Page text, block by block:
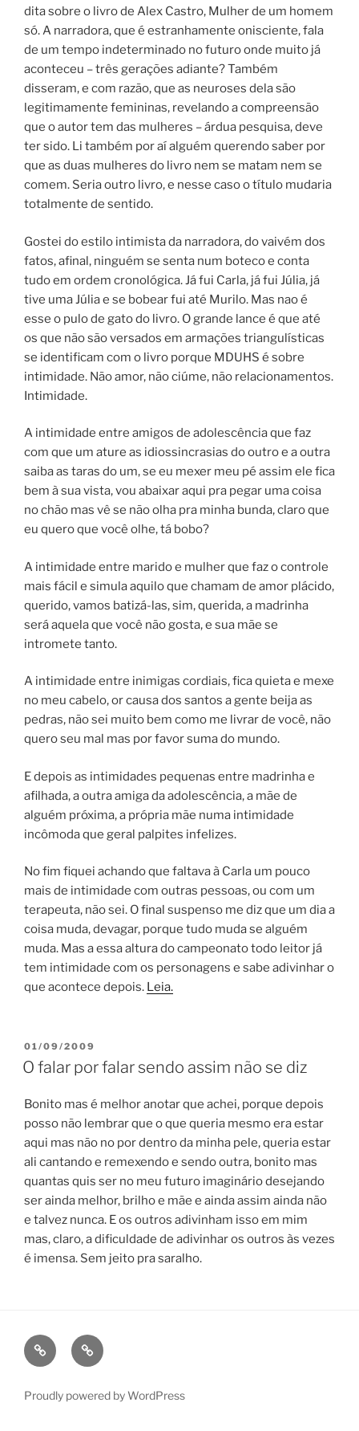
dita sobre o livro de Alex Castro, Mulher de um homem
só. A narradora, que é estranhamente onisciente, fala
de um tempo indeterminado no futuro onde muito já
aconteceu – três gerações adiante? Também
disseram, e com razão, que as neuroses dela são
legitimamente femininas, revelando a compreensão
que o autor tem das mulheres – árdua pesquisa, deve
ter sido. Li também por aí alguém querendo saber por
que as duas mulheres do livro nem se matam nem se
comem. Seria outro livro, e nesse caso o título mudaria
totalmente de sentido.
Gostei do estilo intimista da narradora, do vaivém dos
fatos, afinal, ninguém se senta num boteco e conta
tudo em ordem cronológica. Já fui Carla, já fui Júlia, já
tive uma Júlia e se bobear fui até Murilo. Mas nao é
esse o pulo de gato do livro. O grande lance é que até
os que não são versados em armações triangulísticas
se identificam com o livro porque MDUHS é sobre
intimidade. Não amor, não ciúme, não relacionamentos.
Intimidade.
A intimidade entre amigos de adolescência que faz
com que um ature as idiossincrasias do outro e a outra
saiba as taras do um, se eu mexer meu pé assim ele fica
bem à sua vista, vou abaixar aqui pra pegar uma coisa
no chão mas vê se não olha pra minha bunda, claro que
eu quero que você olhe, tá bobo?
A intimidade entre marido e mulher que faz o controle
mais fácil e simula aquilo que chamam de amor plácido,
querido, vamos batizá-las, sim, querida, a madrinha
será aquela que você não gosta, e sua mãe se
intromete tanto.
A intimidade entre inimigas cordiais, fica quieta e mexe
no meu cabelo, or causa dos santos a gente beija as
pedras, não sei muito bem como me livrar de você, não
quero seu mal mas por favor suma do mundo.
E depois as intimidades pequenas entre madrinha e
afilhada, a outra amiga da adolescência, a mãe de
alguém próxima, a própria mãe numa intimidade
incômoda que geral palpites infelizes.
No fim fiquei achando que faltava à Carla um pouco
mais de intimidade com outras pessoas, ou com um
terapeuta, não sei. O final suspenso me diz que um dia a
coisa muda, devagar, porque tudo muda se alguém
muda. Mas a essa altura do campeonato todo leitor já
tem intimidade com os personagens e sabe adivinhar o
que acontece depois. Leia.
POSTED
ON
01/09/2009
O falar por falar sendo assim não se diz
Bonito mas é melhor anotar que achei, porque depois
posso não lembrar que o que queria mesmo era estar
aqui mas não no por dentro da minha pele, queria estar
ali cantando e remexendo e sendo outra, bonito mas
quantas quis ser no meu futuro imaginário desejando
ser ainda melhor, brilho e mãe e ainda assim ainda não
e talvez nunca. E os outros adivinham isso em mim
mas, claro, a dificuldade de adivinhar os outros às vezes
é imensa. Sem jeito pra saralho.
fb ig
Proudly powered by WordPress